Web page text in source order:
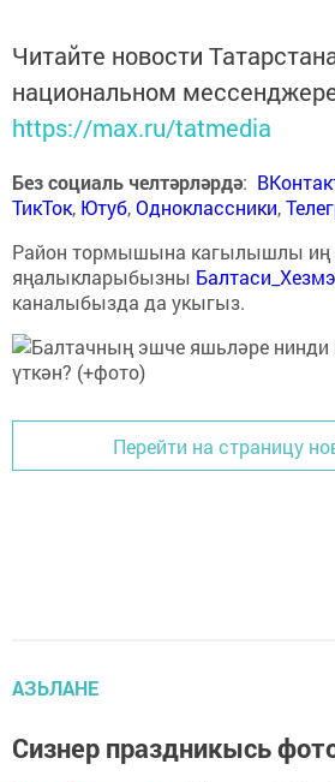
Читайте новости
национальном
https://max.ru/tatmedia
Без социаль челтәрләрдә:
ТикТок, Ютуб,Одноклассники,
Район тормышына кагылышлы иң
яңалыкларыбызны
каналыбызда да укыгыз.
Перейти на страницу
АЗЬЛАНЕ
Сизнер праздникысь